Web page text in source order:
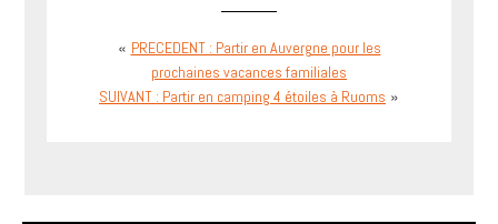
« PRECEDENT : Partir en Auvergne pour les
prochaines vacances familiales
SUIVANT : Partir en camping 4 étoiles à Ruoms »